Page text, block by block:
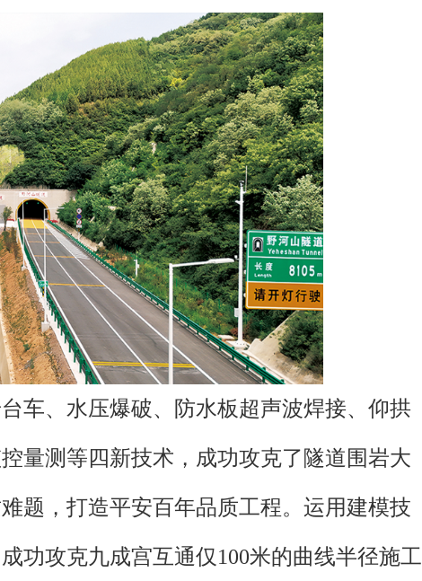
车、水压爆破、防水板超声波焊接、仰拱
量测等四新技术，成功攻克了隧道围岩大
题，打造平安百年品质工程。运用建模技
功攻克九成宫互通仅100米的曲线半径施工